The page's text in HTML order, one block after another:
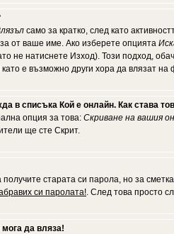
само за кратко, след като
от ваше име. Ако изберете опцията
не натиснете Изход). Този подход,
е възможно други хора да влязат
в списъка Кой е онлайн. Как става
опция за това: Скриване на вашия
ще сте Скрит.
старата си парола, но за
си паролата!. След това просто
мога да вляза!